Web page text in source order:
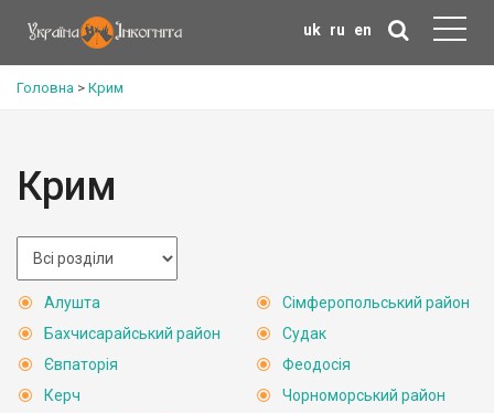
uk ru en
Головна > Крим
Крим
Алушта
Бахчисарайський район
Євпаторія
Керч
Сімферопольський район
Судак
Феодосія
Чорноморський район